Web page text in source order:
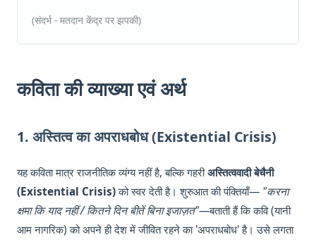
(संदर्भ - मतदान केंद्र पर झपकी)
कविता की व्याख्या एवं अर्थ
1. अस्तित्व का अपराधबोध (Existential Crisis)
यह कविता मात्र राजनीतिक व्यंग्य नहीं है, बल्कि गहरीअस्तित्ववादी बेचैनी
(Existential Crisis)को स्वर देती है। शुरुआत की पंक्तियाँ— "करना
क्षमा कि याद नहीं / कितने दिन बीतें बिना इजाज़त"—बताती हैं कि कवि (यानी
आम नागरिक) को अपने ही देश में जीवित रहने का 'अपराधबोध' है। उसे लगता